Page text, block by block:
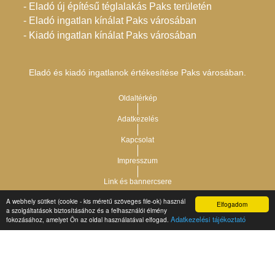
Elfogadom
A webhely sütiket (cookie - kis méretű szöveges file-ok) használ
a szolgáltatások biztosításához és a felhasználói élmény
fokozásához, amelyet Ön az oldal használatával elfogad. Adatkezelési tájékoztató
- Eladó új építésű téglalakás Paks területén
- Eladó ingatlan kínálat Paks városában
- Kiadó ingatlan kínálat Paks városában
Eladó és kiadó ingatlanok értékesítése Paks városában.
Oldaltérkép
Adatkezelés
Kapcsolat
Impresszum
Link és bannercsere
Copyright © 2021.Vár-Köz Kft. - Ingatlan nyilvántartó, ügyviteli és
adminisztrációs szoftver